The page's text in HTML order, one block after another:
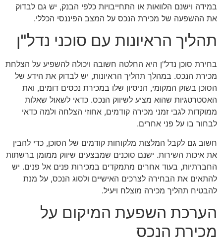
במידה וישנם הלוואות או התחייבויות כלפי הבנק, יש גם לבדוק
את ההשפעה של מכירת הנכס על המצב הפיננסי הכללי.
תהליך הראיונות עם סוכני נדל"ן
בחירת סוכן נדל"ן היא החלטה חשובה ויכולה להשפיע על הצלחת
מכירת הנכס. במהלך תהליך הראיונות, יש לבדוק את הידע של
הסוכן בשוק המקומי, הניסיון שלו במכירת נכסים דומים, ואת
האסטרטגיות שהוא מציע לשיווק הנכס. כדאי לשאול שאלות
ממוקדות לגבי זמני מכירה קודמים, אחוזי הצלחה ולמה כדאי
לבחור בו על פני אחרים.
חשוב גם לקבל המלצות מלקוחות קודמים של הסוכן, כדי להבין
את איכות השירות. ישנם סוכנים שמבצעים שיווק ממומן ברשתות
החברתיות, בעוד אחרים מתמקדים במכירות פנים אל פנים. יש
להתאים את הבחירה לצרכים האישיים ולסוג הנכס, על מנת
להבטיח תהליך מכירה מוצלח ויעיל.
הערכת השפעת המיקום על
מכירת הנכס